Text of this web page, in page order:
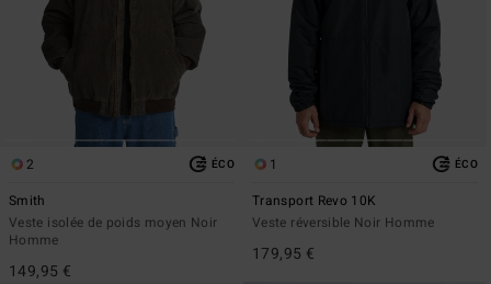
2 ÉCO
Smith
Veste isolée de poids moyen Noir
Homme
149,95 €
1 ÉCO
Transport Revo 10K
Veste réversible Noir Homme
179,95 €